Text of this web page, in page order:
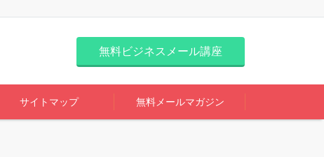
無料ビジネスメール講座
サイトマップ 無料メールマガジン